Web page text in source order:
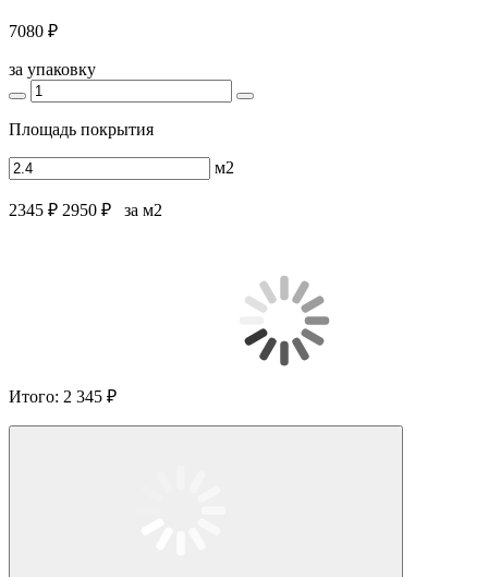
7080 ₽
за упаковку
Площадь покрытия
м2
2345 ₽ 2950 ₽ за м2
Итого: 2 345 ₽